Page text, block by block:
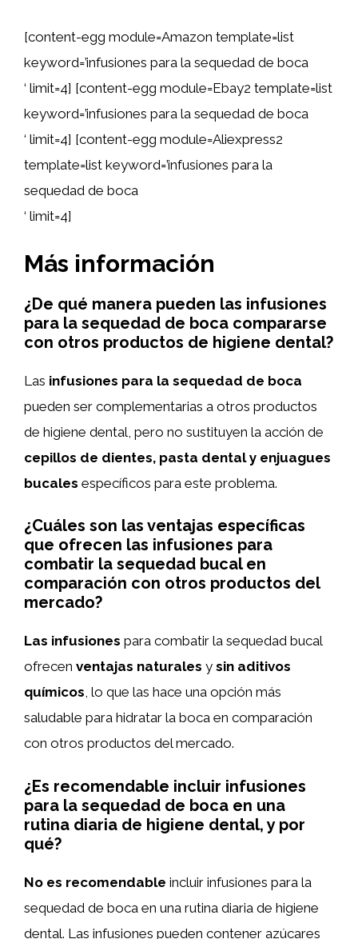
[content-egg module=Amazon template=list
keyword=’infusiones para la sequedad de boca
‘ limit=4] [content-egg module=Ebay2 template=list
keyword=’infusiones para la sequedad de boca
‘ limit=4] [content-egg module=Aliexpress2
template=list keyword=’infusiones para la
sequedad de boca
‘ limit=4]
Más información
¿De qué manera pueden las infusiones
para la sequedad de boca compararse
con otros productos de higiene dental?
Las infusiones para la sequedad de boca
pueden ser complementarias a otros productos
de higiene dental, pero no sustituyen la acción de
cepillos de dientes, pasta dental y enjuagues
bucales específicos para este problema.
¿Cuáles son las ventajas específicas
que ofrecen las infusiones para
combatir la sequedad bucal en
comparación con otros productos del
mercado?
Las infusiones para combatir la sequedad bucal
ofrecen ventajas naturales y sin aditivos
químicos, lo que las hace una opción más
saludable para hidratar la boca en comparación
con otros productos del mercado.
¿Es recomendable incluir infusiones
para la sequedad de boca en una
rutina diaria de higiene dental, y por
qué?
No es recomendable incluir infusiones para la
sequedad de boca en una rutina diaria de higiene
dental. Las infusiones pueden contener azúcares